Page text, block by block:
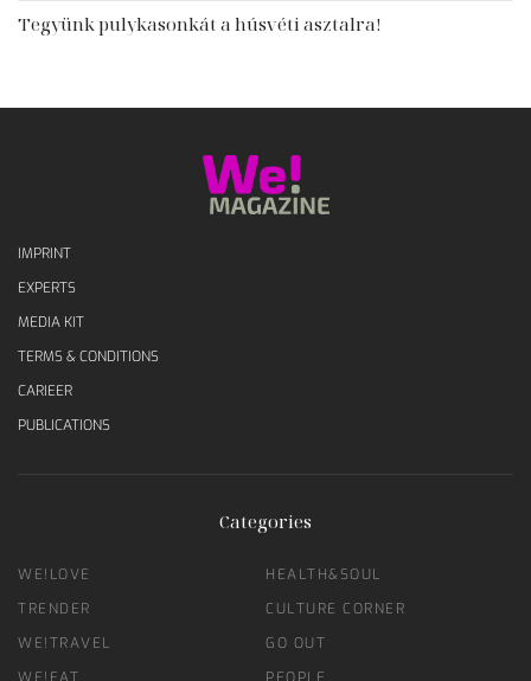
Tegyünk pulykasonkát a húsvéti asztalra!
IMPRINT
EXPERTS
MEDIA KIT
TERMS & CONDITIONS
CARIEER
PUBLICATIONS
Categories
WE!LOVE
TRENDER
WE!TRAVEL
HEALTH&SOUL
CULTURE CORNER
GO OUT